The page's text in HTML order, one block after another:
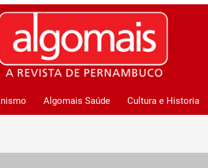
Algomais Saúde Cultura e Historia